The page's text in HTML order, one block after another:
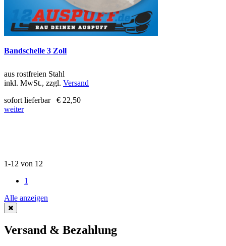
Bandschelle 3 Zoll
aus rostfreien Stahl
inkl. MwSt., zzgl. Versand
sofort lieferbar
€ 22,50
weiter
1-12 von 12
1
Alle anzeigen
Versand & Bezahlung